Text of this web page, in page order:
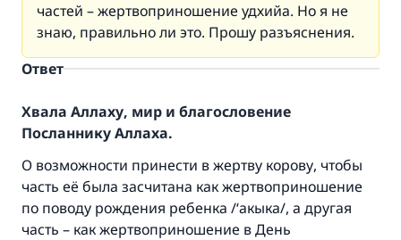
частей – жертвоприношение удхийа. Но я не
знаю, правильно ли это. Прошу разъяснения.
Ответ
Хвала Аллаху, мир и благословение
Посланнику Аллаха.
О возможности принести в жертву корову, чтобы
часть её была засчитана как жертвоприношение
по поводу рождения ребенка /‘акыка/, а другая
часть – как жертвоприношение в День